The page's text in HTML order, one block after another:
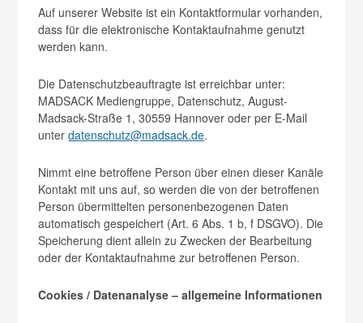
Auf unserer Website ist ein Kontaktformular vorhanden,
dass für die elektronische Kontaktaufnahme genutzt
werden kann.
Die Datenschutzbeauftragte ist erreichbar unter:
MADSACK Mediengruppe, Datenschutz, August-
Madsack-Straße 1, 30559 Hannover oder per E-Mail
unterdatenschutz@madsack.de.
Nimmt eine betroffene Person über einen dieser Kanäle
Kontakt mit uns auf, so werden die von der betroffenen
Person übermittelten personenbezogenen Daten
automatisch gespeichert (Art. 6 Abs. 1 b, f DSGVO). Die
Speicherung dient allein zu Zwecken der Bearbeitung
oder der Kontaktaufnahme zur betroffenen Person.
Cookies / Datenanalyse – allgemeine Informationen